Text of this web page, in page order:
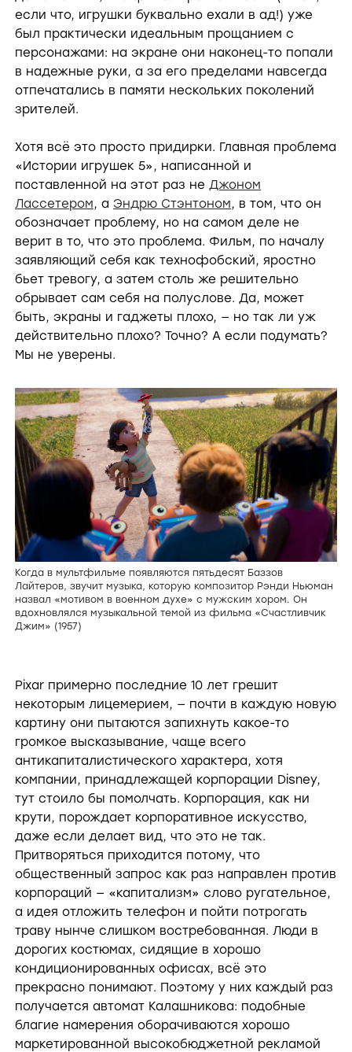
если что, игрушки буквально ехали в ад!) уже
был практически идеальным прощанием с
персонажами: на экране они наконец-то попали
в надежные руки, а за его пределами навсегда
отпечатались в памяти нескольких поколений
зрителей.
Хотя всё это просто придирки. Главная проблема
«Истории игрушек 5», написанной и
поставленной на этот раз не Джоном
Лассетером, а Эндрю Стэнтоном, в том, что он
обозначает проблему, но на самом деле не
верит в то, что это проблема. Фильм, по началу
заявляющий себя как технофобский, яростно
бьет тревогу, а затем столь же решительно
обрывает сам себя на полуслове. Да, может
быть, экраны и гаджеты плохо, — но так ли уж
действительно плохо? Точно? А если подумать?
Мы не уверены.
Когда в мультфильме появляются пятьдесят Баззов
Лайтеров, звучит музыка, которую композитор Рэнди Ньюман
назвал «мотивом в военном духе» с мужским хором. Он
вдохновлялся музыкальной темой из фильма «Счастливчик
Джим» (1957)
Pixar примерно последние 10 лет грешит
некоторым лицемерием, — почти в каждую новую
картину они пытаются запихнуть какое-то
громкое высказывание, чаще всего
антикапиталистического характера, хотя
компании, принадлежащей корпорации Disney,
тут стоило бы помолчать. Корпорация, как ни
крути, порождает корпоративное искусство,
даже если делает вид, что это не так.
Притворяться приходится потому, что
общественный запрос как раз направлен против
корпораций — «капитализм» слово ругательное,
а идея отложить телефон и пойти потрогать
траву нынче слишком востребованная. Люди в
дорогих костюмах, сидящие в хорошо
кондиционированных офисах, всё это
прекрасно понимают. Поэтому у них каждый раз
получается автомат Калашникова: подобные
благие намерения оборачиваются хорошо
маркетированной высокобюджетной рекламой